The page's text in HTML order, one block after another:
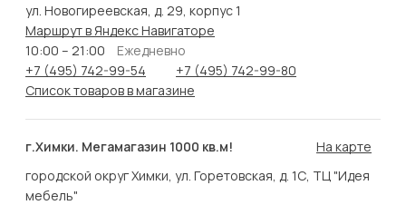
ул. Новогиреевская, д. 29, корпус 1
Маршрут в Яндекс Навигаторе
10:00 – 21:00
Ежедневно
+7 (495) 742-99-54
+7 (495) 742-99-80
Список товаров в магазине
г.Химки. Мегамагазин 1000 кв.м!
На карте
городской округ Химки, ул. Горетовская, д. 1С, ТЦ "Идея
мебель"